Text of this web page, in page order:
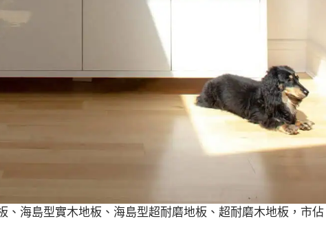
、海島型實木地板、海島型超耐磨地板、超耐磨木地板，市佔